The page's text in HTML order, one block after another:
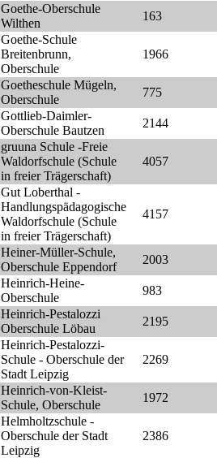
Goethe-Oberschule
Wilthen
163
Goethe-Schule
Breitenbrunn,
Oberschule
1966
Goetheschule Mügeln,
Oberschule
775
Gottlieb-Daimler-
Oberschule Bautzen
2144
gruuna Schule -Freie
Waldorfschule (Schule
in freier Trägerschaft)
4057
Gut Loberthal -
Handlungspädagogische
Waldorfschule (Schule
in freier Trägerschaft)
4157
Heiner-Müller-Schule,
Oberschule Eppendorf
2003
Heinrich-Heine-
Oberschule
983
Heinrich-Pestalozzi
Oberschule Löbau
2195
Heinrich-Pestalozzi-
Schule - Oberschule der
Stadt Leipzig
2269
Heinrich-von-Kleist-
Schule, Oberschule
1972
Helmholtzschule -
Oberschule der Stadt
Leipzig
2386